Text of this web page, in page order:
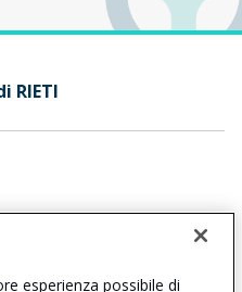
RIETI
ROMA (RM)
esperienza possibile di